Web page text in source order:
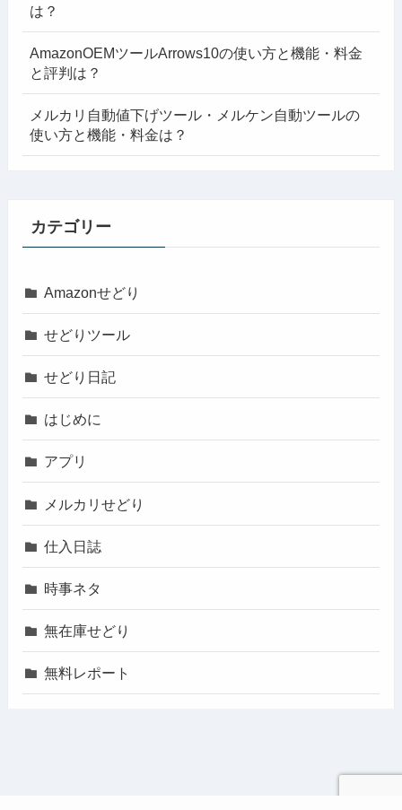
は？
AmazonOEMツールArrows10の使い方と機能・料金
と評判は？
メルカリ自動値下げツール・メルケン自動ツールの
使い方と機能・料金は？
カテゴリー
Amazonせどり
せどりツール
せどり日記
はじめに
アプリ
メルカリせどり
仕入日誌
時事ネタ
無在庫せどり
無料レポート